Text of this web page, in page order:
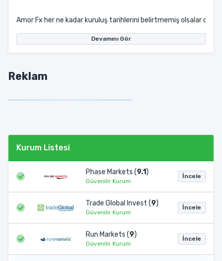
Amor Fx her ne kadar kuruluş tarihlerini belirtmemiş olsalar da
Devamını Gör
Reklam
Kurum Listesi
Phase Markets (9.1)
Güvenilir Kurum
İncele
Trade Global Invest (9)
Güvenilir Kurum
İncele
Run Markets (9)
Güvenilir Kurum
İncele